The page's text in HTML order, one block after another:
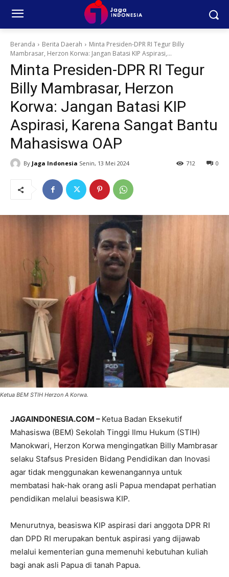
Beranda Berita Daerah
Minta Presiden-DPR RI Tegur Billy
Mambrasar, Herzon Korwa: Jangan Batasi KIP Aspirasi,...
Minta Presiden-DPR RI Tegur
Billy Mambrasar, Herzon
Korwa: Jangan Batasi KIP
Aspirasi, Karena Sangat Bantu
Mahasiswa OAP
By Jaga Indonesia Senin, 13 Mei 2024 0
712
Ketua BEM STIH Herzon A Korwa.
JAGAINDONESIA.COM – Ketua Badan Eksekutif
Mahasiswa (BEM) Sekolah Tinggi Ilmu Hukum (STIH)
Manokwari, Herzon Korwa mengingatkan Billy Mambrasar
selaku Stafsus Presiden Bidang Pendidikan dan Inovasi
agar tidak menggunakan kewenangannya untuk
membatasi hak-hak orang asli Papua mendapat perhatian
pendidikan melalui beasiswa KIP.
Menurutnya, beasiswa KIP aspirasi dari anggota DPR RI
dan DPD RI merupakan bentuk aspirasi yang dijawab
melalui kementerian guna memenuhi kebutuhan kuliah
bagi anak asli Papua di tanah Papua.